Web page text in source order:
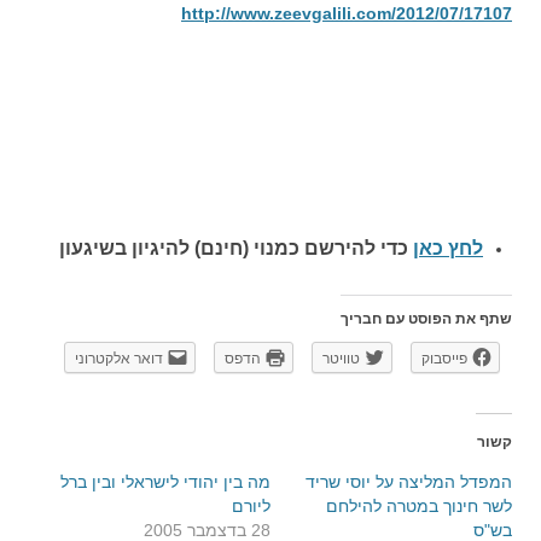
http://www.zeevgalili.com/2012/07/17107
לחץ כאן כדי להירשם כמנוי (חינם) להיגיון בשיגעון
שתף את הפוסט עם חבריך
פייסבוק טוויטר הדפס דואר אלקטרוני
קשור
המפדל המליצה על יוסי שריד
לשר חינוך במטרה להילחם
בש"ס
מה בין יהודי לישראלי ובין ברל
ליורם
28 בדצמבר 2005